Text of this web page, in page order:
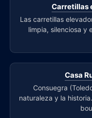
Carretillas
Las carretillas
limpia, silenciosa y
Casa
Consuegra
naturaleza y la